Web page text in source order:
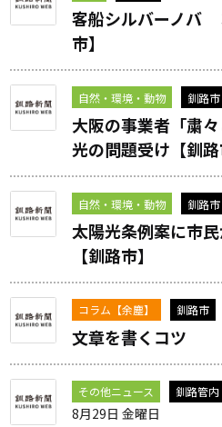
客船シルバーノバ
市】
自然・環境・動物 釧路市
大阪の事業者「粛
光の問題受け【釧路
自然・環境・動物 釧路市
太陽光条例案に市
【釧路市】
コラム【余塵】 釧路市
文章を書くコツ
その他ニュース 釧路管内
8月29日 金曜日